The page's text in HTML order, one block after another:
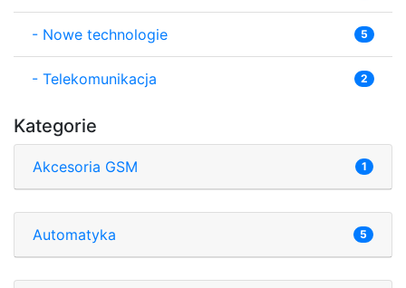
- Nowe technologie 5
- Telekomunikacja 2
Kategorie
Akcesoria GSM 1
Automatyka 5